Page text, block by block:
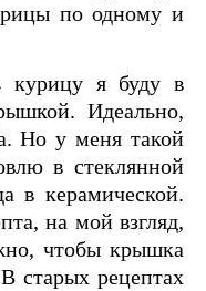
по одному и
курицу я буду в
Идеально,
Но у меня такой
в стеклянной
в керамической.
на мой взгляд,
чтобы крышка
старых рецептах